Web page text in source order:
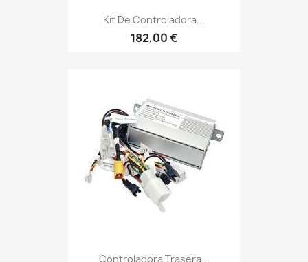
Kit De Controladora...
182,00 €
Controladora Trasera...